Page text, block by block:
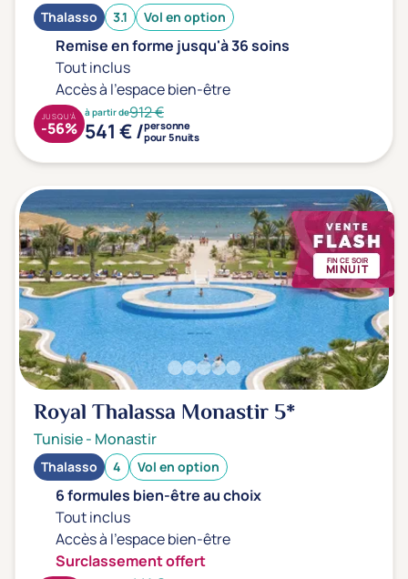
Thalasso 3.1 Vol en option
Remise en forme jusqu'à 36 soins
Tout inclus
Accès à l'espace bien-être
à partir de912 €
541 € /personne
pour 5 nuits
JUSQU'À
-56%
FIN CE SOIR
MINUIT
Royal Thalassa Monastir5*
Tunisie- Monastir
Thalasso 4 Vol en option
6 formules bien-être au choix
Tout inclus
Accès à l'espace bien-être
Surclassement offert